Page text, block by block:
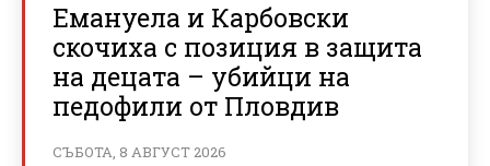
Емануела и Карбовски
скочиха с позиция в защита
на децата – убийци на
педофили от Пловдив
СЪБОТА, 8 АВГУСТ 2026